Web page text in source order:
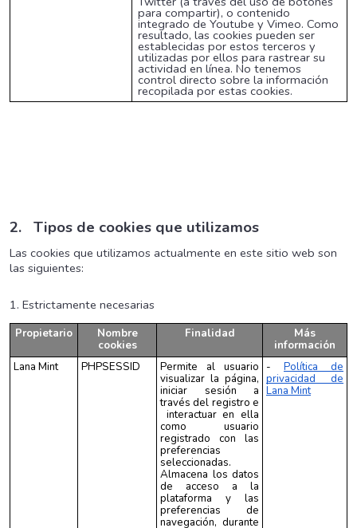
para compartir), o contenido
integrado de Youtube y Vimeo. Como
resultado, las cookies pueden ser
establecidas por estos terceros y
utilizadas por ellos para rastrear su
actividad en línea. No tenemos
control directo sobre la información
recopilada por estas cookies.
2. Tipos de cookies que utilizamos
Las cookies que utilizamos actualmente en este sitio web son
las siguientes:
1. Estrictamente necesarias
Propietario
Nombre
cookies
Finalidad
Más
información
Lana Mint
PHPSESSID
Permite al usuario
visualizar la página,
iniciar sesión a
través del registro e
interactuar en ella
como usuario
registrado con las
preferencias
seleccionadas.
Almacena los datos
de acceso a la
plataforma y las
preferencias de
navegación, durante
- Política de
privacidad de
Lana Mint